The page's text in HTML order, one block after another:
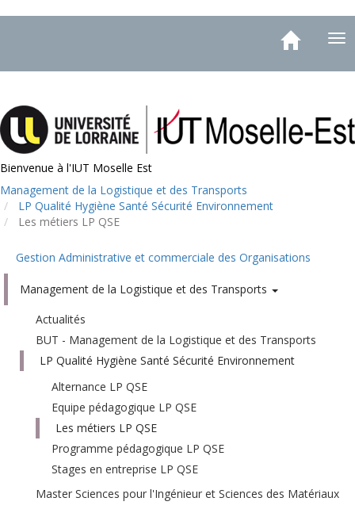
principal
Toggle
navigation
Bienvenue à l'IUT Moselle Est
Management de la Logistique et des Transports
LP Qualité Hygiène Santé Sécurité Environnement
Les métiers LP QSE
Menu
Gestion Administrative et commerciale des Organisations
Management de la Logistique et des Transports
Actualités
BUT - Management de la Logistique et des Transports
LP Qualité Hygiène Santé Sécurité Environnement
Alternance LP QSE
Equipe pédagogique LP QSE
Les métiers LP QSE
Programme pédagogique LP QSE
Stages en entreprise LP QSE
Master Sciences pour l'Ingénieur et Sciences des Matériaux